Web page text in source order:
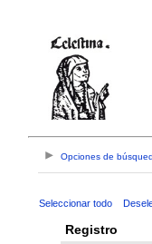
Opciones de
Seleccionar todo
Registro